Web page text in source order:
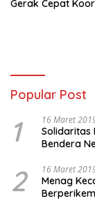
Gerak Cepat
Popular Post
1 16 Maret
Solidaritas
Bendera
2 16 Maret
Menag